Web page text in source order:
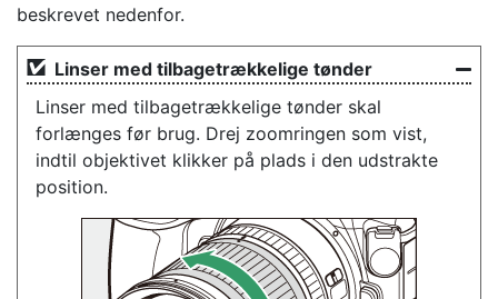
beskrevet nedenfor.
Linser med tilbagetrækkelige tønder
Linser med tilbagetrækkelige tønder skal
forlænges før brug. Drej zoomringen som vist,
indtil objektivet klikker på plads i den udstrakte
position.